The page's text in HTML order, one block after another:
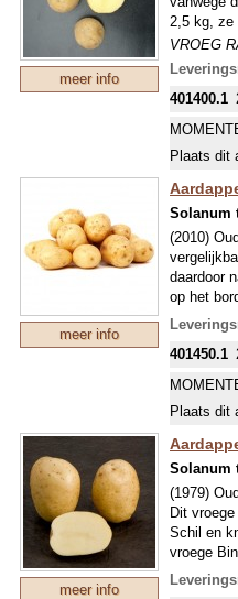
meer info
2,5 kg, ze
VROEG
Een
echter
glas). De
om
401400.1
Plaats dit
meer info
Solanum
(2010)
daardoor
op het
VROEG
ongeveer
echter
om
401450.1
Plaats dit
meer info
Solanum
(1979)
Dit
Schil en
vroege
kleigrond.